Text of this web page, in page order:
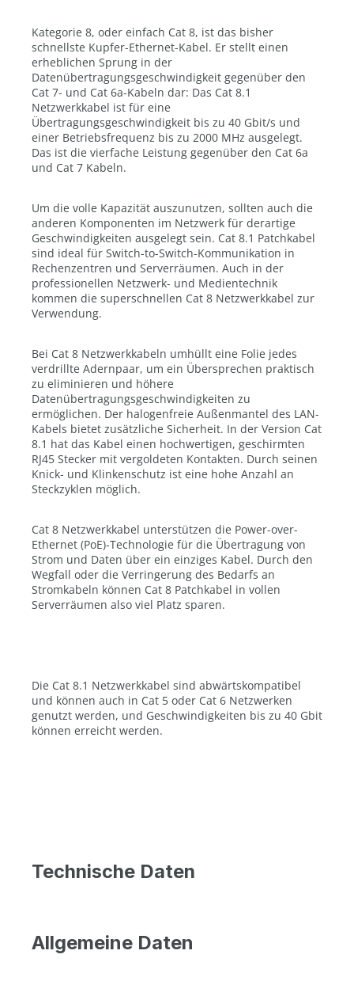
Kategorie 8, oder einfach Cat 8, ist das bisher
schnellste Kupfer-Ethernet-Kabel. Er stellt einen
erheblichen Sprung in der
Datenübertragungsgeschwindigkeit gegenüber den
Cat 7- und Cat 6a-Kabeln dar: Das Cat 8.1
Netzwerkkabel ist für eine
Übertragungsgeschwindigkeit bis zu 40 Gbit/s und
einer Betriebsfrequenz bis zu 2000 MHz ausgelegt.
Das ist die vierfache Leistung gegenüber den Cat 6a
und Cat 7 Kabeln.
Um die volle Kapazität auszunutzen, sollten auch die
anderen Komponenten im Netzwerk für derartige
Geschwindigkeiten ausgelegt sein. Cat 8.1 Patchkabel
sind ideal für Switch-to-Switch-Kommunikation in
Rechenzentren und Serverräumen. Auch in der
professionellen Netzwerk- und Medientechnik
kommen die superschnellen Cat 8 Netzwerkkabel zur
Verwendung.
Bei Cat 8 Netzwerkkabeln umhüllt eine Folie jedes
verdrillte Adernpaar, um ein Übersprechen praktisch
zu eliminieren und höhere
Datenübertragungsgeschwindigkeiten zu
ermöglichen. Der halogenfreie Außenmantel des LAN-
Kabels bietet zusätzliche Sicherheit. In der Version Cat
8.1 hat das Kabel einen hochwertigen, geschirmten
RJ45 Stecker mit vergoldeten Kontakten. Durch seinen
Knick- und Klinkenschutz ist eine hohe Anzahl an
Steckzyklen möglich.
Cat 8 Netzwerkkabel unterstützen die Power-over-
Ethernet (PoE)-Technologie für die Übertragung von
Strom und Daten über ein einziges Kabel. Durch den
Wegfall oder die Verringerung des Bedarfs an
Stromkabeln können Cat 8 Patchkabel in vollen
Serverräumen also viel Platz sparen.
Die Cat 8.1 Netzwerkkabel sind abwärtskompatibel
und können auch in Cat 5 oder Cat 6 Netzwerken
genutzt werden, und Geschwindigkeiten bis zu 40 Gbit
können erreicht werden.
Technische Daten
Allgemeine Daten